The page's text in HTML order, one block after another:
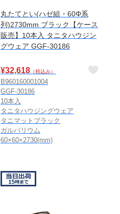
丸たてとい(ハゼ組・60Φ系
列)2730mm ブラック【ケース
販売】10本入 タニタハウジン
グウェア GGF-30186
¥32,618 （税込み）
B960160001004
GGF-30186
10本入
タニタハウジングウェア
タニマットブラック
ガルバリウム
60×60×2730(mm)